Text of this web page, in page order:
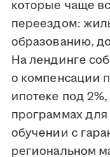
которые чаще
переездом:
образованию,
На лендинге
о компенсации
ипотеке под
программах
обучении с
региональном